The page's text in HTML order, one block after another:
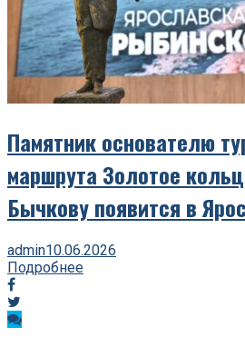
Памятник основателю
маршрута Золотое
Бычкову появится в
admin10.06.2026
Подробнее